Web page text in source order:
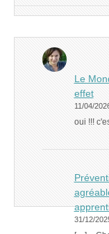
Le
effet
11/04/
oui !!!
31/12/